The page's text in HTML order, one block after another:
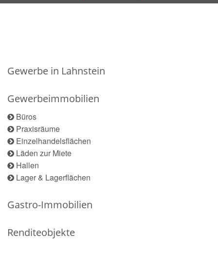
Gewerbe in Lahnstein
Gewerbeimmobilien
Büros
Praxisräume
Einzelhandelsflächen
Läden zur Miete
Hallen
Lager & Lagerflächen
Gastro-Immobilien
Renditeobjekte